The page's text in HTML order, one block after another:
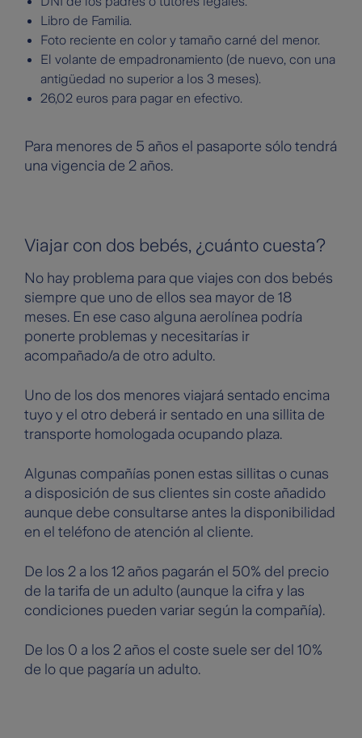
Libro de Familia.
Foto reciente en color y tamaño carné del menor.
El volante de empadronamiento (de nuevo, con una
antigüedad no superior a los 3 meses).
26,02 euros para pagar en efectivo.
Para menores de 5 años el pasaporte sólo tendrá
una vigencia de 2 años.
Viajar con dos bebés, ¿cuánto cuesta?
No hay problema para que viajes con dos bebés
siempre que uno de ellos sea mayor de 18
meses. En ese caso alguna aerolínea podría
ponerte problemas y necesitarías ir
acompañado/a de otro adulto.
Uno de los dos menores viajará sentado encima
tuyo y el otro deberá ir sentado en una sillita de
transporte homologada ocupando plaza.
Algunas compañías ponen estas sillitas o cunas
a disposición de sus clientes sin coste añadido
aunque debe consultarse antes la disponibilidad
en el teléfono de atención al cliente.
De los 2 a los 12 años pagarán el 50% del precio
de la tarifa de un adulto (aunque la cifra y las
condiciones pueden variar según la compañía).
De los 0 a los 2 años el coste suele ser del 10%
de lo que pagaría un adulto.